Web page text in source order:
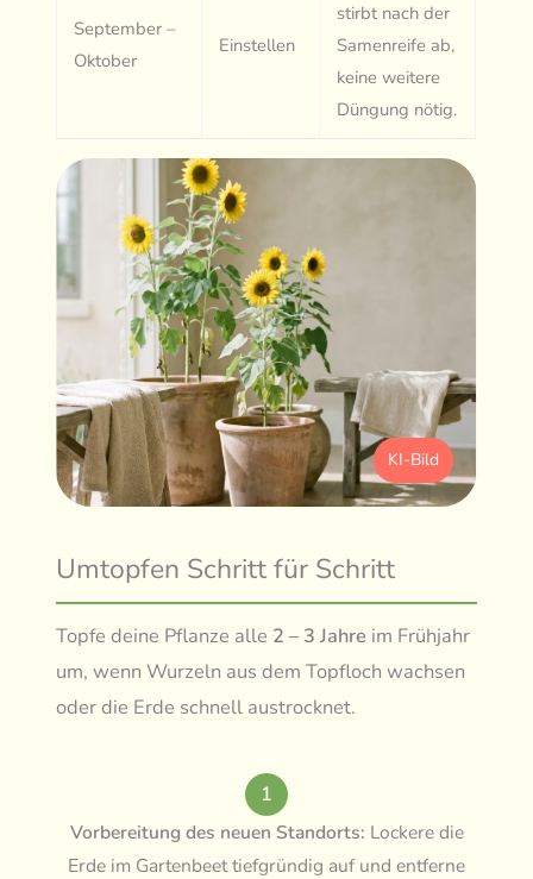
September –
Oktober
Einstellen
stirbt nach der
Samenreife ab,
keine weitere
Düngung nötig.
KI-Bild
Umtopfen Schritt für Schritt
Topfe deine Pflanze alle 2 – 3 Jahre im Frühjahr
um, wenn Wurzeln aus dem Topfloch wachsen
oder die Erde schnell austrocknet.
1
Vorbereitung des neuen Standorts: Lockere die
Erde im Gartenbeet tiefgründig auf und entferne